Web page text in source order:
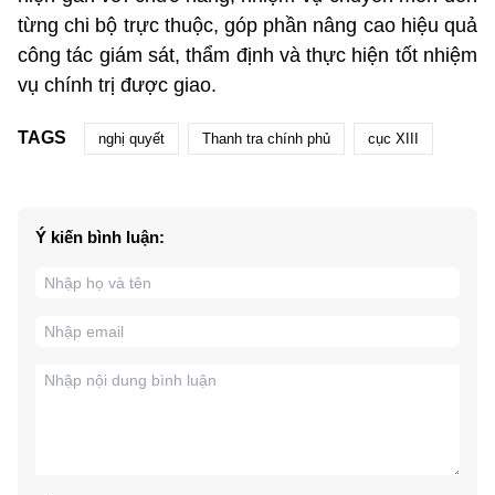
từng chi bộ trực thuộc, góp phần nâng cao hiệu quả
công tác giám sát, thẩm định và thực hiện tốt nhiệm
vụ chính trị được giao.
TAGS nghị quyết Thanh tra chính phủ cục XIII
Ý kiến bình luận: